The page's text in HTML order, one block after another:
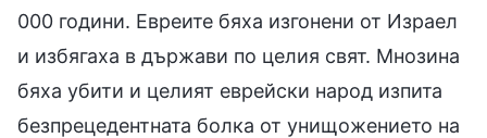
000 години. Евреите бяха изгонени от Израел
и избягаха в държави по целия свят. Мнозина
бяха убити и целият еврейски народ изпита
безпрецедентната болка от унищожението на